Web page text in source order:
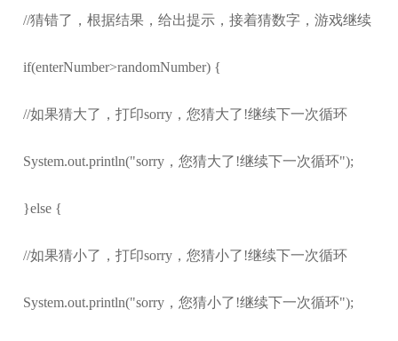
//猜错了，根据结果，给出提示，接着猜数字，游戏继续
if(enterNumber>randomNumber) {
//如果猜大了，打印sorry，您猜大了!继续下一次循环
System.out.println("sorry，您猜大了!继续下一次循环");
}else {
//如果猜小了，打印sorry，您猜小了!继续下一次循环
System.out.println("sorry，您猜小了!继续下一次循环");